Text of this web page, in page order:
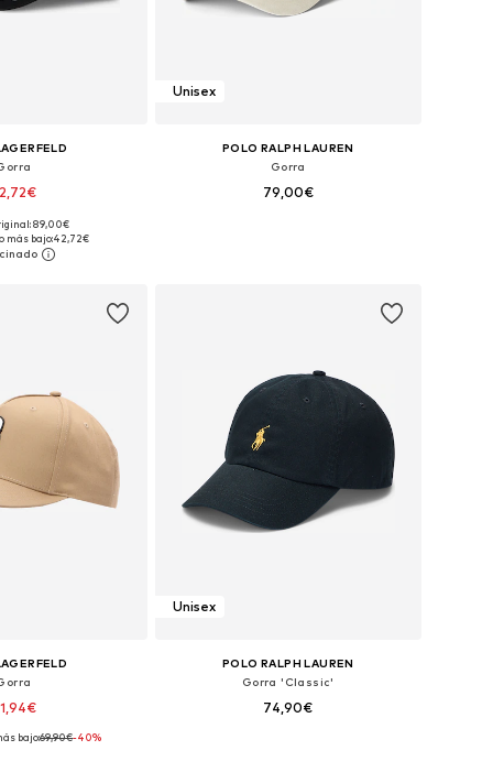
55-60
a la cesta
89,00€
más bajo:42,72€
Unisex
POLO RALPH LAUREN
Gorra
79,00€
55-60
bajo:69,90€-40%
Unisex
POLO RALPH LAUREN
Gorra 'Classic'
74,90€